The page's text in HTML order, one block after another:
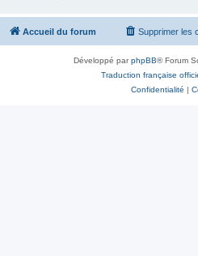
Accueil du forum Supprimer les
Développé parphpBB® Forum
Traduction française
Confidentialité |